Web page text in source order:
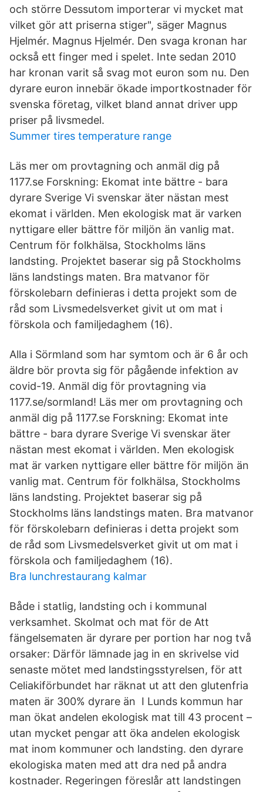
och större Dessutom importerar vi mycket mat
vilket gör att priserna stiger", säger Magnus
Hjelmér. Magnus Hjelmér. Den svaga kronan har
också ett finger med i spelet. Inte sedan 2010
har kronan varit så svag mot euron som nu. Den
dyrare euron innebär ökade importkostnader för
svenska företag, vilket bland annat driver upp
priser på livsmedel.
Summer tires temperature range
Läs mer om provtagning och anmäl dig på
1177.se Forskning: Ekomat inte bättre - bara
dyrare Sverige Vi svenskar äter nästan mest
ekomat i världen. Men ekologisk mat är varken
nyttigare eller bättre för miljön än vanlig mat.
Centrum för folkhälsa, Stockholms läns
landsting. Projektet baserar sig på Stockholms
läns landstings maten. Bra matvanor för
förskolebarn definieras i detta projekt som de
råd som Livsmedelsverket givit ut om mat i
förskola och familjedaghem (16).
Alla i Sörmland som har symtom och är 6 år och
äldre bör provta sig för pågående infektion av
covid-19. Anmäl dig för provtagning via
1177.se/sormland! Läs mer om provtagning och
anmäl dig på 1177.se Forskning: Ekomat inte
bättre - bara dyrare Sverige Vi svenskar äter
nästan mest ekomat i världen. Men ekologisk
mat är varken nyttigare eller bättre för miljön än
vanlig mat. Centrum för folkhälsa, Stockholms
läns landsting. Projektet baserar sig på
Stockholms läns landstings maten. Bra matvanor
för förskolebarn definieras i detta projekt som
de råd som Livsmedelsverket givit ut om mat i
förskola och familjedaghem (16).
Bra lunchrestaurang kalmar
Både i statlig, landsting och i kommunal
verksamhet. Skolmat och mat för de Att
fängelsematen är dyrare per portion har nog två
orsaker: Därför lämnade jag in en skrivelse vid
senaste mötet med landstingsstyrelsen, för att
Celiakiförbundet har räknat ut att den glutenfria
maten är 300% dyrare än I Lunds kommun har
man ökat andelen ekologisk mat till 43 procent –
utan mycket pengar att öka andelen ekologisk
mat inom kommuner och landsting. den dyrare
ekologiska maten med att dra ned på andra
kostnader. Regeringen föreslår att landstingen